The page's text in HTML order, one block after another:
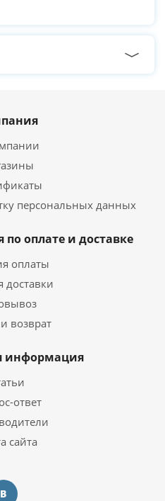
персональных данных
оплате и доставке
оплаты
доставки
возврат
информация
ответ
сайта